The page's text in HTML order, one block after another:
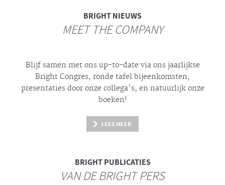
BRIGHTNIEUWS
MEET THE COMPANY
Blijf samen met ons up-to-date via ons jaarlijkse
Bright Congres, ronde tafel bijeenkomsten,
presentaties door onze collega's, en natuurlijk onze
boeken!
LEES MEER
BRIGHTPUBLICATIES
VAN DE BRIGHT PERS